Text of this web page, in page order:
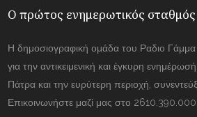
Ο πρώτος ενημερωτικός
Η δημοσιογραφική ομάδα του Ραδιο Γάμμα
για την αντικειμενική και έγκυρη
Πάτρα και την ευρύτερη περιοχή,
Επικοινωνήστε μαζί μας στο 2610.390.000